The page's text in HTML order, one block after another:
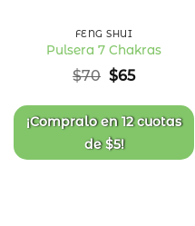
de
deseos
FENG SHUI
Pulsera 7 Chakras
$70 El
original
era:
$70.
$65El
actual
es:
$65.
¡Compralo en12 cuotas
de$5!